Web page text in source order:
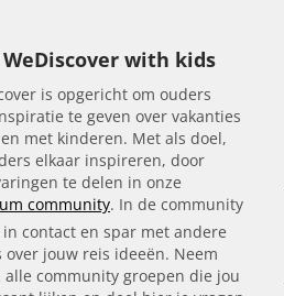
WeDiscover with kids
is opgericht om ouders
te geven over vakanties
met kinderen. Met als doel,
elkaar inspireren, door
te delen in onze
community. In de community
in contact en spar met andere
over jouw reis ideeën. Neem
alle community groepen die jou